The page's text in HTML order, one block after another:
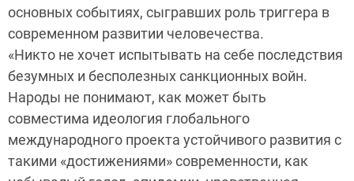
основных событиях, сыгравших роль триггера в
современном развитии человечества.
«Никто не хочет испытывать на себе последствия
безумных и бесполезных санкционных войн.
Народы не понимают, как может быть
совместима идеология глобального
международного проекта устойчивого развития с
такими «достижениями» современности, как